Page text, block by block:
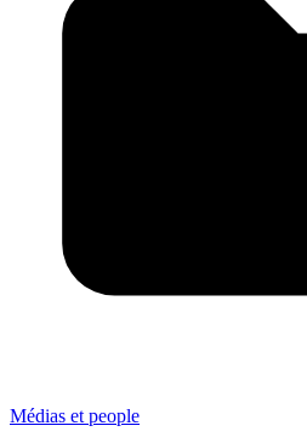
Médias et people